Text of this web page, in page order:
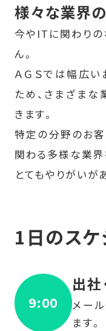
様々な業界
今やITに関わりの
ん。
ＡＧＳでは幅広
ため、さまざま
きます。
特定の分野のお
関わる多様な業界
とてもやりがいが
1日のスケ
9:00
出社
メー
ます。